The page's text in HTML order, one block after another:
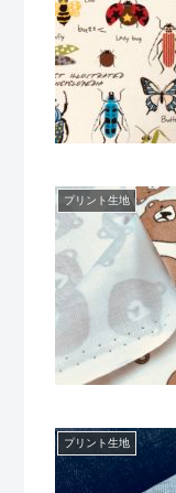
プリント生地
プリント生地